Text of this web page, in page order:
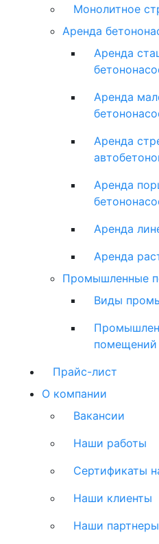
Монолитное
Аренда
Аренда
Аренда
Аренда
Аренда
Аренда
Аренда
Промышленные
Виды
помещений
Прайс-лист
О компании
Вакансии
Наши работы
Сертификаты
Наши клиенты
Наши партнеры